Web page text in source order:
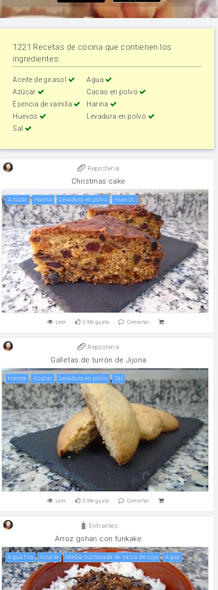
1221 Recetas de cocina que contienen los
ingredientes:
Aceite de girasol
Agua
Azúcar
Cacao en polvo
Esencia de vainilla
Harina
Huevos
Levadura en polvo
Sal
Reposteria
Christmas cake
Azúcar harina levadura en polvo huevos
Leer 0 Me gusta Comentar
Reposteria
Galletas de turrón de Jijona
harina Azúcar levadura en polvo sal
Leer 0 Me gusta Comentar
Entrantes
Arroz gohan con furikake
Agua fría Azúcar Media cucharada de salsa de soja agua